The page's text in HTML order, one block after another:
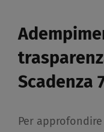
Scadenza
Per approfondire